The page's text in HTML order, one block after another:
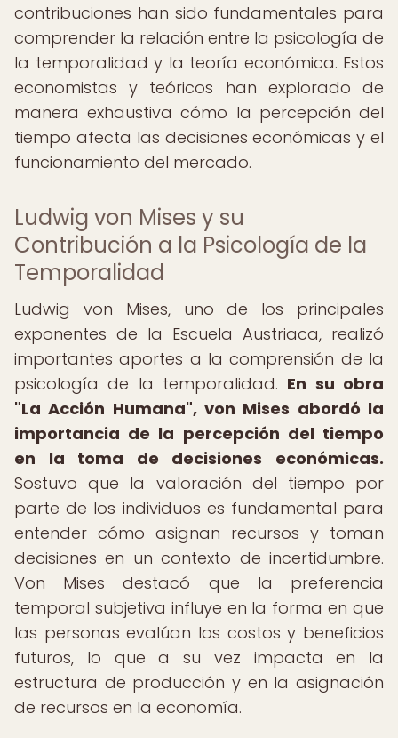
contribuciones han sido fundamentales para
comprender la relación entre la psicología de
la temporalidad y la teoría económica. Estos
economistas y teóricos han explorado de
manera exhaustiva cómo la percepción del
tiempo afecta las decisiones económicas y el
funcionamiento del mercado.
Ludwig von Mises y su
Contribución a la Psicología de la
Temporalidad
Ludwig von Mises, uno de los principales
exponentes de la Escuela Austriaca, realizó
importantes aportes a la comprensión de la
psicología de la temporalidad. En su obra
"La Acción Humana", von Mises abordó la
importancia de la percepción del tiempo
en la toma de decisiones económicas.
Sostuvo que la valoración del tiempo por
parte de los individuos es fundamental para
entender cómo asignan recursos y toman
decisiones en un contexto de incertidumbre.
Von Mises destacó que la preferencia
temporal subjetiva influye en la forma en que
las personas evalúan los costos y beneficios
futuros, lo que a su vez impacta en la
estructura de producción y en la asignación
de recursos en la economía.